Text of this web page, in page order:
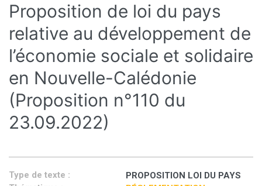
Proposition de loi du pays
relative au développement de
l’économie sociale et solidaire
en Nouvelle-Calédonie
(Proposition n°110 du
23.09.2022)
Type de texte :
PROPOSITION LOI DU PAYS